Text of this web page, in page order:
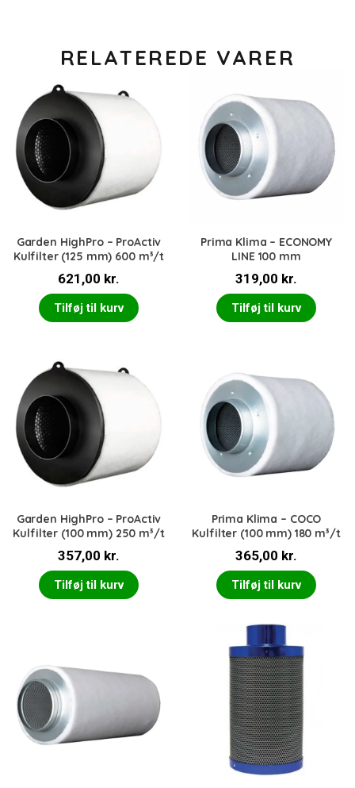
RELATEREDE VARER
Garden HighPro – ProActiv
Kulfilter (125 mm) 600 m³/t
621,00 kr.
Tilføj til kurv
Prima Klima – ECONOMY
LINE 100 mm
319,00 kr.
Tilføj til kurv
Garden HighPro – ProActiv
Kulfilter (100 mm) 250 m³/t
357,00 kr.
Tilføj til kurv
Prima Klima – COCO
Kulfilter (100 mm) 180 m³/t
365,00 kr.
Tilføj til kurv